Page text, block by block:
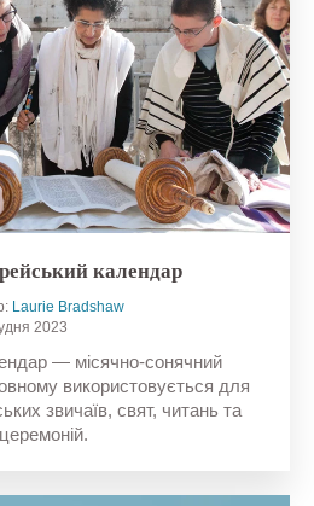
календар
Laurie Bradshaw
2023
— місячно-сонячний
використовується для
звичаїв, свят, читань та
церемоній.